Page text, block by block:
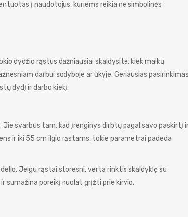
į naudotojus, kuriems reikia ne simbolinės
dydžio rąstus dažniausiai skaldysite, kiek malkų
darbui sodyboje ar ūkyje. Geriausias pasirinkimas
dydį ir darbo kiekį.
svarbūs tam, kad įrenginys dirbtų pagal savo paskirtį ir
ir iki 55 cm ilgio rąstams, tokie parametrai padeda
Jeigu rąstai storesni, verta rinktis skaldyklę su
sumažina poreikį nuolat grįžti prie kirvio.